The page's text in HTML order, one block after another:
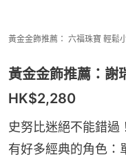
黃金金飾推薦： 六福珠寶 輕鬆
黃金金飾推薦：謝
HK$2,280
史努比迷絕不能錯
有好多經典的角色：